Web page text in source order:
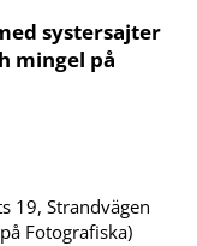
systersajter
mingel på
19, Strandvägen
Fotografiska)